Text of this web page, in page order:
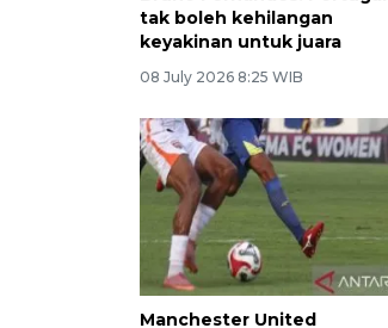
tak boleh kehilangan
keyakinan untuk juara
08 July 2026 8:25 WIB
Manchester United